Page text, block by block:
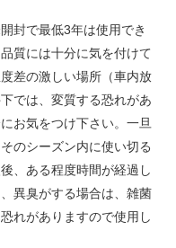
封で最低3年は使用でき
質には十分に気を付けて
差の激しい場所（車内放
では、変質する恐れがあ
お気をつけ下さい。一旦
のシーズン内に使い切る
、ある程度時間が経過し
異臭がする場合は、雑菌
れがありますので使用し